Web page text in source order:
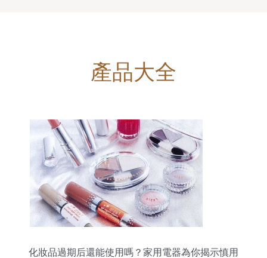
產品大全
化妝品過期后還能使用嗎？家用電器為你揭示慎用